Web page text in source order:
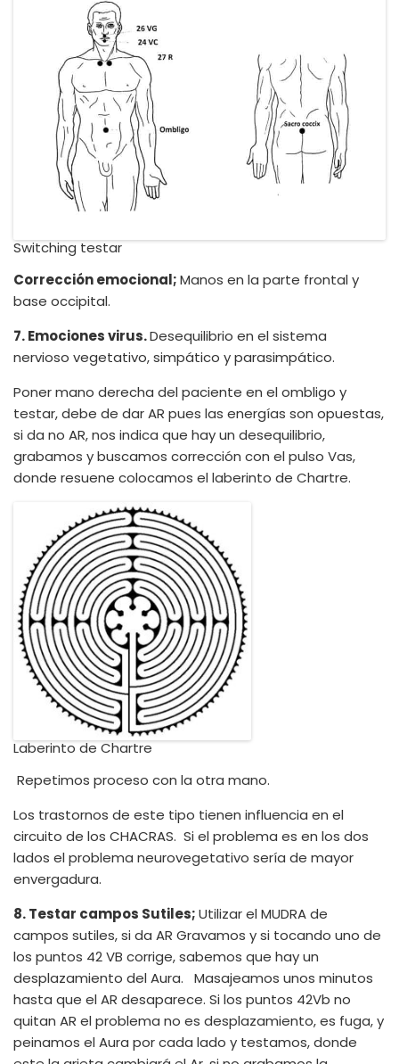
Switching testar
Corrección emocional;Manos en la parte frontal y
base occipital.
7. Emociones virus.Desequilibrio en el sistema
nervioso vegetativo, simpático y parasimpático.
Poner mano derecha del paciente en el ombligo y
testar, debe de dar AR pues las energías son opuestas,
si da no AR, nos indica que hay un desequilibrio,
grabamos y buscamos corrección con el pulso Vas,
donde resuene colocamos el laberinto de Chartre.
Laberinto de Chartre
Repetimos proceso con la otra mano.
Los trastornos de este tipo tienen influencia en el
circuito de los CHACRAS. Si el problema es en los dos
lados el problema neurovegetativo sería de mayor
envergadura.
8. Testar campos Sutiles;Utilizar el MUDRA de
campos sutiles, si da AR Gravamos y si tocando uno de
los puntos 42 VB corrige, sabemos que hay un
desplazamiento del Aura. Masajeamos unos minutos
hasta que el AR desaparece. Si los puntos 42Vb no
quitan AR el problema no es desplazamiento, es fuga, y
peinamos el Aura por cada lado y testamos, donde